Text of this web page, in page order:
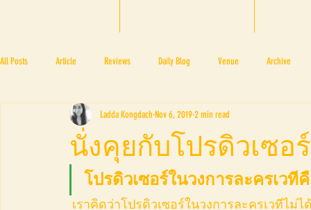
All Posts Article Reviews Daily Blog Venue Archive
BAPA BTF2017 NOV 4 5
BTF2019
นั่งคุยกับโปรดิวเซอร์
Ladda Kongdach Nov 6, 20192 min read
โปรดิวเซอร์ในวงการละครเวทีคื